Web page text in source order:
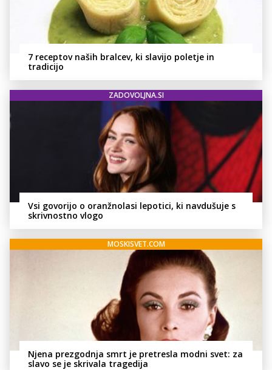
7 receptov naših bralcev, ki slavijo poletje in
tradicijo
ZADOVOLJNA.SI
Vsi govorijo o oranžnolasi lepotici, ki navdušuje s
skrivnostno vlogo
MOSKISVET.COM
Njena prezgodnja smrt je pretresla modni svet: za
slavo se je skrivala tragedija